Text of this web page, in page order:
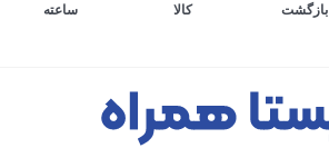
بازگشت
کالا
ساعته